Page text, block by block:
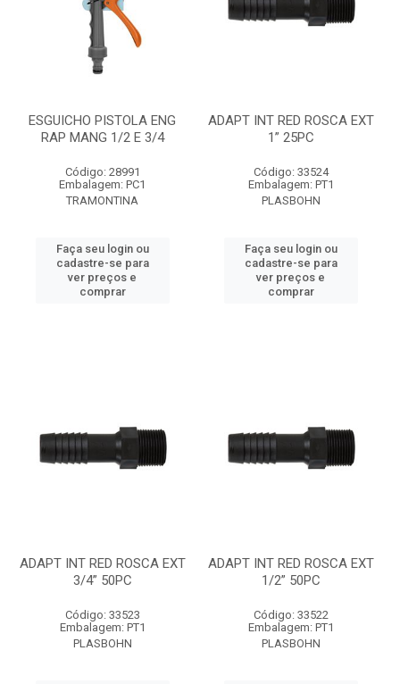
ESGUICHO PISTOLA ENG
RAP MANG 1/2 E 3/4
Código: 28991
Embalagem: PC1
TRAMONTINA
Faça seu login ou
cadastre-se para
ver preços e
comprar
ADAPT INT RED ROSCA EXT
1” 25PC
Código: 33524
Embalagem: PT1
PLASBOHN
Faça seu login ou
cadastre-se para
ver preços e
comprar
ADAPT INT RED ROSCA EXT
3/4” 50PC
Código: 33523
Embalagem: PT1
PLASBOHN
ADAPT INT RED ROSCA EXT
1/2” 50PC
Código: 33522
Embalagem: PT1
PLASBOHN